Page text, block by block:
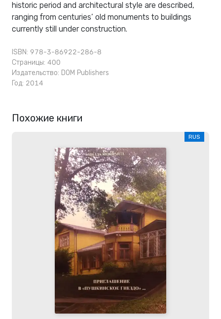
historic period and architectural style are described,
ranging from centuries’ old monuments to buildings
currently still under construction.
ISBN: 978-3-86922-286-8
Страницы: 400
Издательство: DOM Publishers
Год: 2014
Похожие книги
RUS